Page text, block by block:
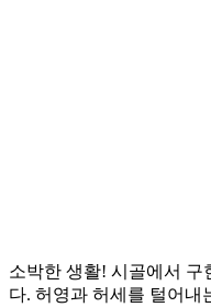
소박한 생활! 시골에서 구
다. 허영과 허세를 털어내